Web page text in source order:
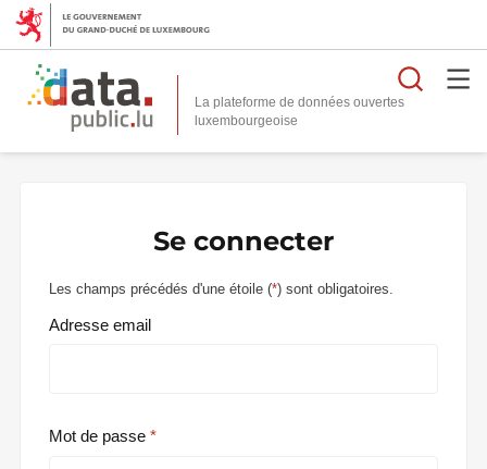
La plateforme de données ouvertes
Se connecter
Les champs précédés d'une étoile (*) sont obligatoires.
Adresse email
Mot de passe